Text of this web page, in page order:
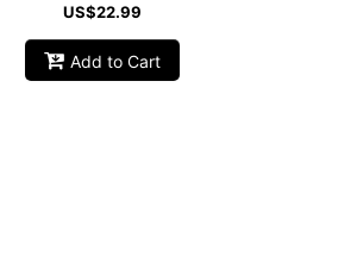
US$22.99
Add to Cart